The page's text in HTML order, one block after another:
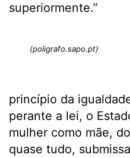
superiormente.”
(poligrafo.sapo.pt)
princípio da
perante a lei, o
mulher como mãe,
quase tudo,